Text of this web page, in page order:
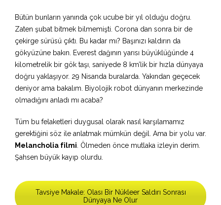
Bütün bunların yanında çok ucube bir yıl olduğu doğru.
Zaten şubat bitmek bilmemişti. Corona dan sonra bir de
çekirge sürüsü çıktı. Bu kadar mı? Başınızı kaldırın da
gökyüzüne bakın. Everest dağının yarısı büyüklüğünde 4
kilometrelik bir gök taşı, saniyede 8 km’lik bir hızla dünyaya
doğru yaklaşıyor. 29 Nisanda buralarda. Yakından geçecek
deniyor ama bakalım. Biyolojik robot dünyanın merkezinde
olmadığını anladı mı acaba?
Tüm bu felaketleri duygusal olarak nasıl karşılamamız
gerektiğini söz ile anlatmak mümkün değil. Ama bir yolu var.
Melancholia filmi. Ölmeden önce mutlaka izleyin derim.
Şahsen büyük kayıp olurdu.
Tavsiye Makale: Olası Bir Nükleer Saldırı Sonrası
Dünyaya Ne Olur